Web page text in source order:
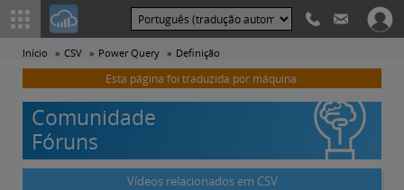
Início CSV Power Query Definição
Esta página foi traduzida por máquina.
Comunidade
Fóruns
Vídeos relacionados em CSV